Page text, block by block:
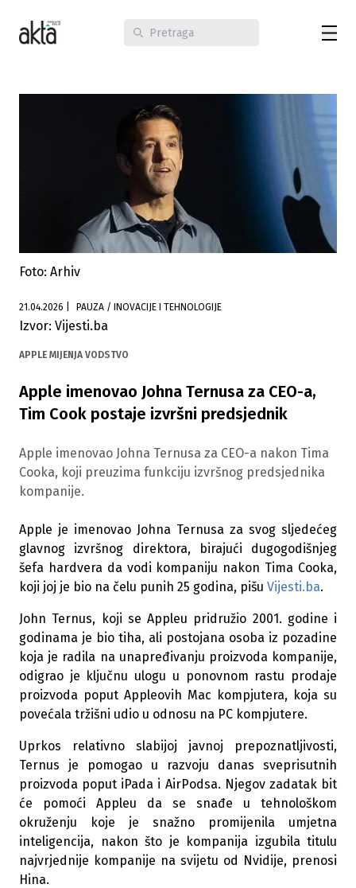
Foto: Arhiv
21.04.2026 PAUZA / INOVACIJE I TEHNOLOGIJE
Izvor: Vijesti.ba
APPLE MIJENJA VODSTVO
Apple imenovao Johna Ternusa za CEO-a,
Tim Cook postaje izvršni predsjednik
Apple imenovao Johna Ternusa za CEO-a nakon Tima
Cooka, koji preuzima funkciju izvršnog predsjednika
kompanije.
Apple je imenovao Johna Ternusa za svog sljedećeg
glavnog izvršnog direktora, birajući dugogodišnjeg
šefa hardvera da vodi kompaniju nakon Tima Cooka,
koji joj je bio na čelu punih 25 godina, pišu Vijesti.ba.
John Ternus, koji se Appleu pridružio 2001. godine i
godinama je bio tiha, ali postojana osoba iz pozadine
koja je radila na unapređivanju proizvoda kompanije,
odigrao je ključnu ulogu u ponovnom rastu prodaje
proizvoda poput Appleovih Mac kompjutera, koja su
povećala tržišni udio u odnosu na PC kompjutere.
Uprkos relativno slabijoj javnoj prepoznatljivosti,
Ternus je pomogao u razvoju danas sveprisutnih
proizvoda poput iPada i AirPodsa. Njegov zadatak bit
će pomoći Appleu da se snađe u tehnološkom
okruženju koje je snažno promijenila umjetna
inteligencija, nakon što je kompanija izgubila titulu
najvrjednije kompanije na svijetu od Nvidije, prenosi
Hina.